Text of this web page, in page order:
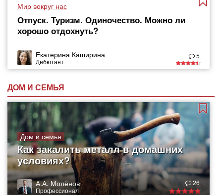
Мир вокруг нас
Отпуск. Туризм. Одиночество. Можно ли
хорошо отдохнуть?
Екатерина Каширина
Дебютант
5
ДОМ И СЕМЬЯ
Дом и семья
Как закалить металл в домашних
условиях?
А.А. Молёнов
Профессионал
26